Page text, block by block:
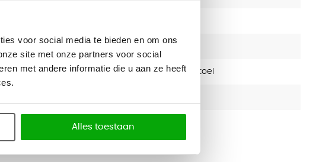
voor social media te bieden en om ons
site met onze partners voor social
met andere informatie die u aan ze heeft
Alles toestaan
Ja
bureaustoel Ergonomische bureaustoel